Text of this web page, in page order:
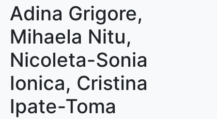
Adina Grigore,
Mihaela Nitu,
Nicoleta-Sonia
Ionica, Cristina
Ipate-Toma